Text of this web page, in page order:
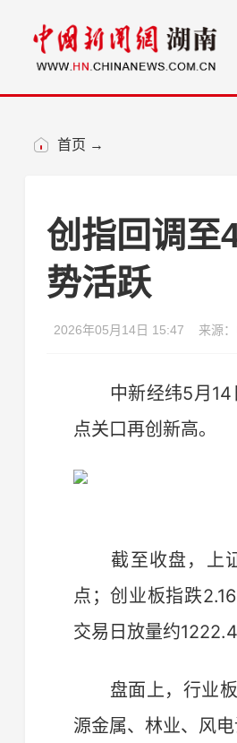
首页 →
创指回调至
势活跃
2026年05月14日 15:47 来源
中新经纬5月14
点关口再创新高。
截至收盘，上证
点；创业板指跌
交易日放量约1222.4
盘面上，行业板
源金属、林业、风